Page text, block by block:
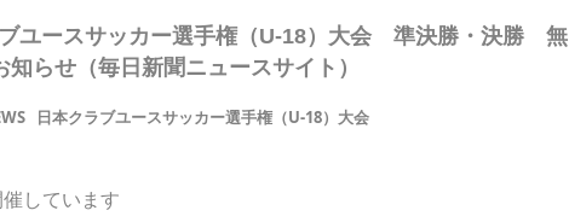
ユースサッカー選手権（U-18）大会 準決勝・決勝 無
らせ（毎日新聞ニュースサイト）
日本クラブユースサッカー選手権（U-18）大会
しています